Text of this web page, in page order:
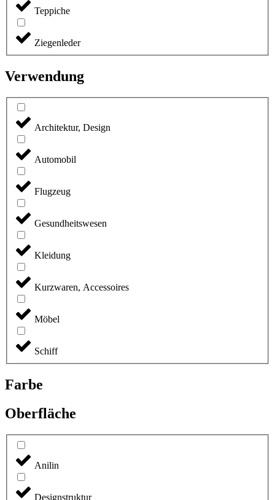
Teppiche
Ziegenleder
Verwendung
Architektur, Design
Automobil
Flugzeug
Gesundheitswesen
Kleidung
Kurzwaren, Accessoires
Möbel
Schiff
Farbe
Oberfläche
Anilin
Designstruktur